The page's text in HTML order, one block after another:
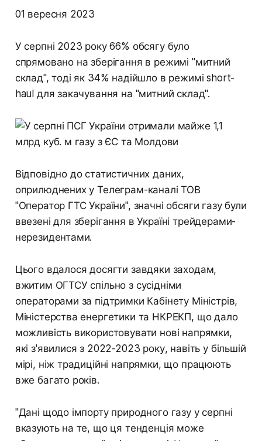
01 вересня 2023
У серпні 2023 року 66% обсягу було
спрямовано на зберігання в режимі "митний
склад", тоді як 34% надійшло в режимі short-
haul для закачування на "митний склад".
Відповідно до статистичних даних,
оприлюднених у Телеграм-каналі ТОВ
"Оператор ГТС України", значні обсяги газу були
ввезені для зберігання в Україні трейдерами-
нерезидентами.
Цього вдалося досягти завдяки заходам,
вжитим ОГТСУ спільно з сусідніми
операторами за підтримки Кабінету Міністрів,
Міністерства енергетики та НКРЕКП, що дало
можливість використовувати нові напрямки,
які з'явилися з 2022-2023 року, навіть у більшій
мірі, ніж традиційні напрямки, що працюють
вже багато років.
"Дані щодо імпорту природного газу у серпні
вказують на те, що ця тенденція може